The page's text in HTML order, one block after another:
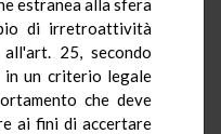
estranea alla sfera
di irretroattività
25, secondo
in un criterio legale
che deve
ai fini di accertare